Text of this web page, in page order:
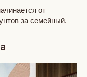
от
за семейный.